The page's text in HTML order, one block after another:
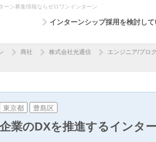
ーン募集情報ならゼロワンインターン
インターンシップ採用を検討し
商社 株式会社光通信
エンジニア/プロ
東京都 豊島区
業のDXを推進するインター